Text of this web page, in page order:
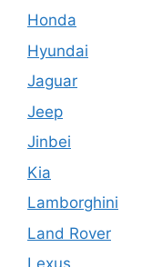
Honda
Hyundai
Jaguar
Jeep
Jinbei
Kia
Lamborghini
Land Rover